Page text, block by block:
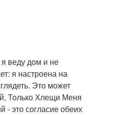
веду дом и не
я настроена на
Это может
Только Хлещи Меня
это согласие обеих